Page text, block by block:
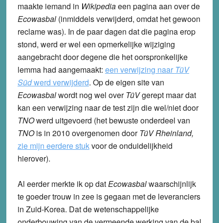
maakte iemand in Wikipediaeen pagina aan over de
Ecowasbal(inmiddels verwijderd, omdat het gewoon
reclame was). In de paar dagen dat die pagina erop
stond, werd er wel een opmerkelijke wijziging
aangebracht door degene die het oorspronkelijke
lemma had aangemaakt: een verwijzing naar TüV
Südwerd verwijderd. Op de eigen site van
Ecowasbalwordt nog wel overTüVgerept maar dat
kan een verwijzing naar de test zijn die wel/niet door
TNOwerd uitgevoerd (het bewuste onderdeel van
TNOis in 2010 overgenomen doorTüV Rheinland,
zie mijn eerdere stukvoor de onduidelijkheid
hierover).
Al eerder merkte ik op datEcowasbalwaarschijnlijk
te goeder trouw in zee is gegaan met de leveranciers
in Zuid-Korea. Dat de wetenschappelijke